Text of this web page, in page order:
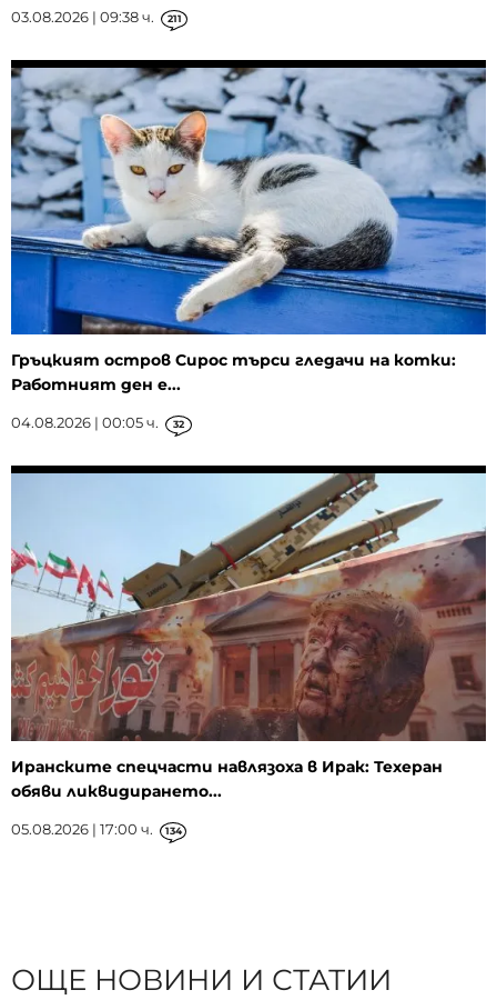
03.08.2026 | 09:38 ч. 211
Гръцкият остров Сирос търси гледачи на котки:
Работният ден е...
04.08.2026 | 00:05 ч. 32
Иранските спецчасти навлязоха в Ирак: Техеран
обяви ликвидирането...
05.08.2026 | 17:00 ч. 134
ОЩЕ НОВИНИ И СТАТИИ